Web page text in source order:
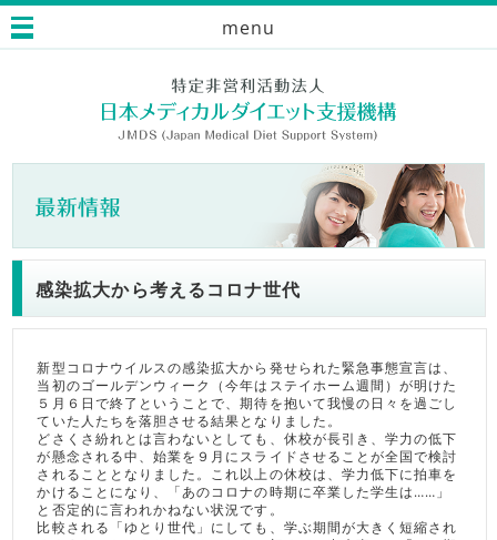
menu
感染拡大から考えるコロナ世代
新型コロナウイルスの感染拡大から発せられた緊急事態宣言は、
当初のゴールデンウィーク（今年はステイホーム週間）が明けた
５月６日で終了ということで、期待を抱いて我慢の日々を過ごし
ていた人たちを落胆させる結果となりました。
どさくさ紛れとは言わないとしても、休校が長引き、学力の低下
が懸念される中、始業を９月にスライドさせることが全国で検討
されることとなりました。これ以上の休校は、学力低下に拍車を
かけることになり、「あのコロナの時期に卒業した学生は……」
と否定的に言われかねない状況です。
比較される「ゆとり世代」にしても、学ぶ期間が大きく短縮され